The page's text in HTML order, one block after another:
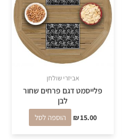
אביזרי שולחן
פלייסמט דגם פרחים שחור
לבן
₪15.00 הוספה לסל